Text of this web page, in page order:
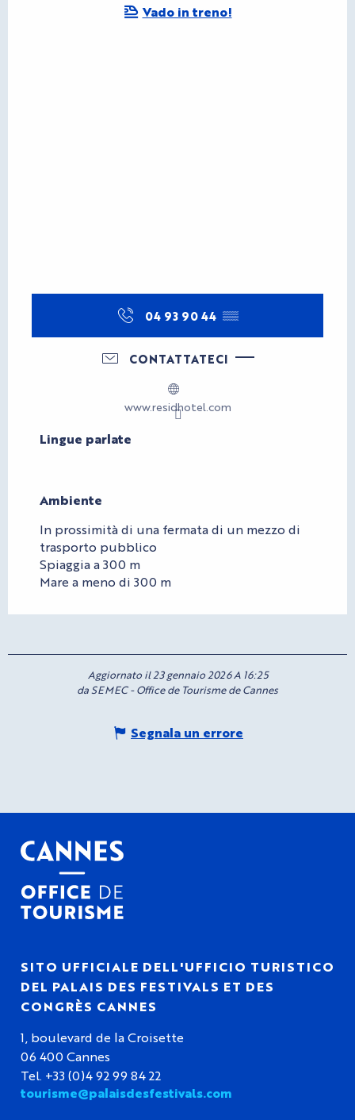
Vado in treno!
04 93 90 44 ▒▒
CONTATTATECI
www.residhotel.com
Lingue parlate
Lingue parlate
Ambiente
Ambiente
In prossimità di una fermata di un mezzo di
trasporto pubblico
Spiaggia a 300 m
Mare a meno di 300 m
Aggiornato il 23 gennaio 2026 A 16:25
da SEMEC - Office de Tourisme de Cannes
Segnala un errore
SITO UFFICIALE DELL'UFFICIO TURISTICO
DEL PALAIS DES FESTIVALS ET DES
CONGRÈS CANNES
1, boulevard de la Croisette
06 400 Cannes
Tel. +33 (0)4 92 99 84 22
tourisme@palaisdesfestivals.com